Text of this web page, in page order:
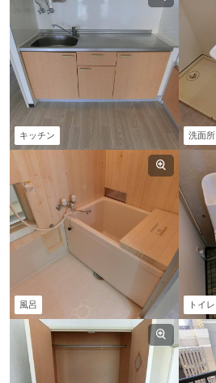
キッチン 洗面所
風呂 トイレ